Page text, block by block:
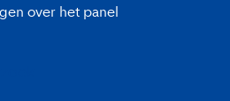
over het panel